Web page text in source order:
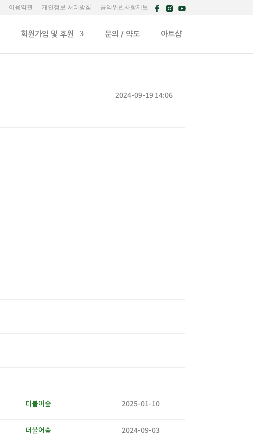
이용약관 개인정보 처리방침 공익위반사항제보
회원가입 및 후원 문의 / 약도 아트샵
2024-09-19 14:06
더불어숲 2025-01-10
더불어숲 2024-09-03